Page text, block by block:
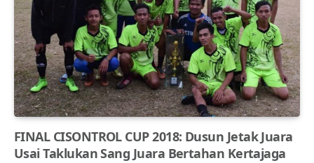
FINAL CISONTROL CUP 2018: Dusun Jetak Juara
Usai Taklukan Sang Juara Bertahan Kertajaga